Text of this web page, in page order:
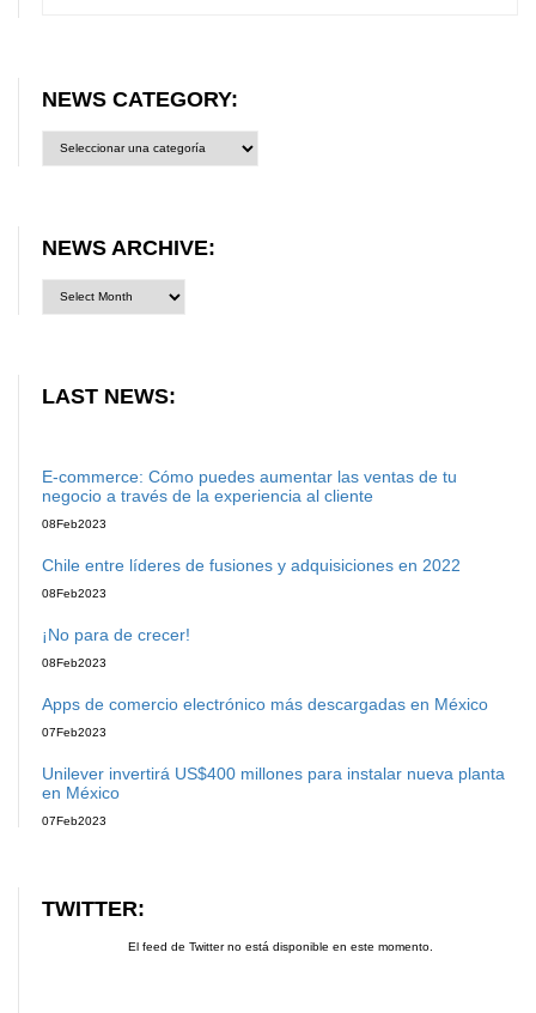
NEWS CATEGORY:
category:
NEWS ARCHIVE:
LAST NEWS:
E-commerce: Cómo puedes aumentar las ventas de tu
negocio a través de la experiencia al cliente
08Feb2023
Chile entre líderes de fusiones y adquisiciones en 2022
08Feb2023
¡No para de crecer!
08Feb2023
Apps de comercio electrónico más descargadas en México
07Feb2023
Unilever invertirá US$400 millones para instalar nueva planta
en México
07Feb2023
TWITTER:
El feed de Twitter no está disponible en este momento.